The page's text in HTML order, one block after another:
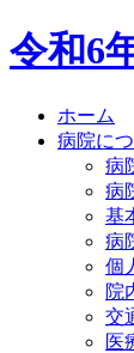
令和6
ホーム
病院に
病
病
基
病
個
院
交
医